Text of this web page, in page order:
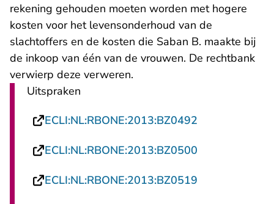
rekening gehouden moeten worden met hogere
kosten voor het levensonderhoud van de
slachtoffers en de kosten die Saban B. maakte bij
de inkoop van één van de vrouwen. De rechtbank
verwierp deze verweren.
Uitspraken
ECLI:NL:RBONE:2013:BZ0492
ECLI:NL:RBONE:2013:BZ0500
ECLI:NL:RBONE:2013:BZ0519